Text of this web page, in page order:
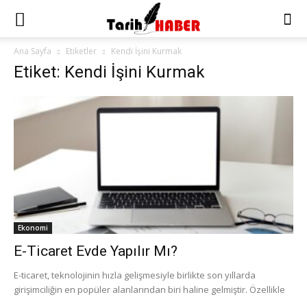
Ana Sayfa Etiketler Kendi İşini Kurmak
Etiket: Kendi İşini Kurmak
Ekonomi
E-Ticaret Evde Yapılır Mı?
E-ticaret, teknolojinin hızla gelişmesiyle birlikte son yıllarda
girişimciliğin en popüler alanlarından biri haline gelmiştir. Özellikle